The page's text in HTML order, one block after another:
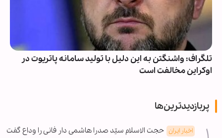
تلگراف: واشنگتن به این دلیل با تولید سامانه پاتریوت در
اوکراین مخالفت است
پربازدیدترین‌ها
اخبار ایران حجت الاسلام سیّد صدرا هاشمی دار فانی را وداع گفت